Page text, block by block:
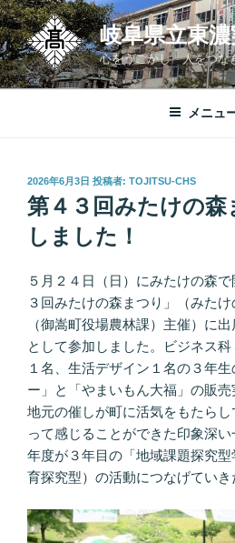
コ
ン
テ
ン
ス
岐阜県立東
心をうごかし 人をつな
メニュ
投
稿
日:
2026年6月3日 投稿者: TOJITSU-CHS
第４３回みたけの森
しました！
５月２４日（日）にみたけの森
３回みたけの森まつり」（みた
（御嵩町役場農林課）主催）に
として参加しました。ビジネス
１名、生活デザイン１名の３年
ー」と「やまいもん大福」の販売
地元の催しが町に活気をもたら
って感じることができた印象深
年度が３年目の「地域課題探究
育探究型）の活動につなげていき